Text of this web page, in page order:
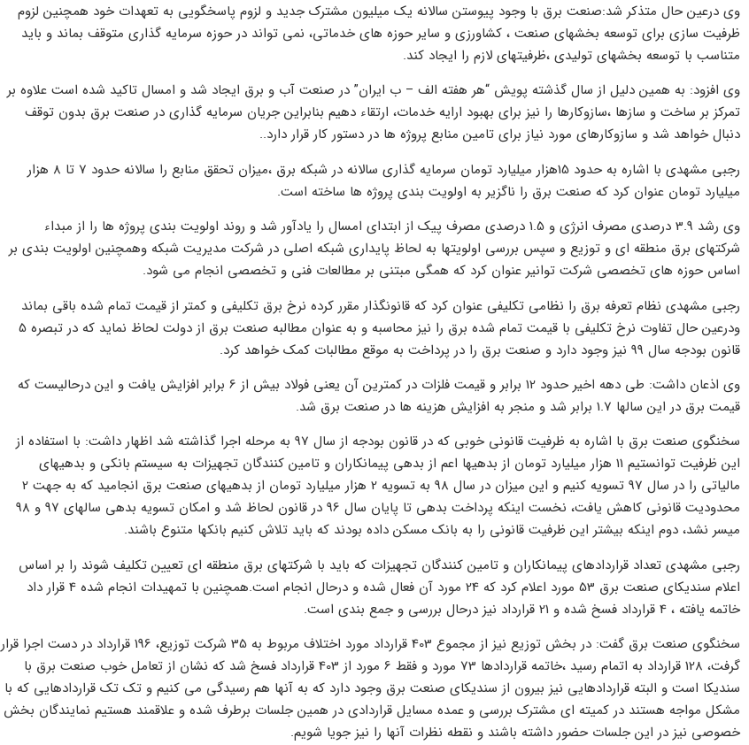
وی درعین حال متذکر شد:صنعت برق با وجود پیوستن سالانه یک میلیون مشترک جدید و لزوم پاسخگویی به تعهدات خود همچنین لزوم
ظرفیت سازی برای توسعه بخشهای صنعت ، کشاورزی و سایر حوزه های خدماتی، نمی تواند در حوزه سرمایه گذاری متوقف بماند و باید
متناسب با توسعه بخشهای تولیدی ،ظرفیتهای لازم را ایجاد کند.
وی افزود: به همین دلیل از سال گذشته پویش “هر هفته الف – ب ایران” در صنعت آب و برق ایجاد شد و امسال تاکید شده است علاوه بر
تمرکز بر ساخت و سازها ،سازوکارها را نیز برای بهبود ارایه خدمات، ارتقاء دهیم بنابراین جریان سرمایه گذاری در صنعت برق بدون توقف
دنبال خواهد شد و سازوکارهای مورد نیاز برای تامین منابع پروژه ها در دستور کار قرار دارد..
رجبی مشهدی با اشاره به حدود 15هزار میلیارد تومان سرمایه گذاری سالانه در شبکه برق ،میزان تحقق منابع را سالانه حدود 7 تا 8 هزار
میلیارد تومان عنوان کرد که صنعت برق را ناگزیر به اولویت بندی پروژه ها ساخته است.
وی رشد 3.9 درصدی مصرف انرژی و 1.5 درصدی مصرف پیک از ابتدای امسال را یادآور شد و روند اولویت بندی پروژه ها را از مبداء
شرکتهای برق منطقه ای و توزیع و سپس بررسی اولویتها به لحاظ پایداری شبکه اصلی در شرکت مدیریت شبکه وهمچنین اولویت بندی بر
اساس حوزه های تخصصی شرکت توانیر عنوان کرد که همگی مبتنی بر مطالعات فنی و تخصصی انجام می شود.
رجبی مشهدی نظام تعرفه برق را نظامی تکلیفی عنوان کرد که قانونگذار مقرر کرده نرخ برق تکلیفی و کمتر از قیمت تمام شده باقی بماند
ودرعین حال تفاوت نرخ تکلیفی با قیمت تمام شده برق را نیز محاسبه و به عنوان مطالبه صنعت برق از دولت لحاظ نماید که در تبصره 5
قانون بودجه سال 99 نیز وجود دارد و صنعت برق را در پرداخت به موقع مطالبات کمک خواهد کرد.
وی اذعان داشت: طی دهه اخیر حدود 12 برابر و قیمت فلزات در کمترین آن یعنی فولاد بیش از 6 برابر افزایش یافت و این درحالیست که
قیمت برق در این سالها 1.7 برابر شد و منجر به افزایش هزینه ها در صنعت برق شد.
سخنگوی صنعت برق با اشاره به ظرفیت قانونی خوبی که در قانون بودجه از سال 97 به مرحله اجرا گذاشته شد اظهار داشت: با استفاده از
این ظرفیت توانستیم 11 هزار میلیارد تومان از بدهیها اعم از بدهی پیمانکاران و تامین کنندگان تجهیزات به سیستم بانکی و بدهیهای
مالیاتی را در سال 97 تسویه کنیم و این میزان در سال 98 به تسویه 2 هزار میلیارد تومان از بدهیهای صنعت برق انجامید که به جهت 2
محدودیت قانونی کاهش یافت، نخست اینکه پرداخت بدهی تا پایان سال 96 در قانون لحاظ شد و امکان تسویه بدهی سالهای 97 و 98
میسر نشد، دوم اینکه بیشتر این ظرفیت قانونی را به بانک مسکن داده بودند که باید تلاش کنیم بانکها متنوع باشند.
رجبی مشهدی تعداد قراردادهای پیمانکاران و تامین کنندگان تجهیزات که باید با شرکتهای برق منطقه ای تعیین تکلیف شوند را بر اساس
اعلام سندیکای صنعت برق 53 مورد اعلام کرد که 24 مورد آن فعال شده و درحال انجام است.همچنین با تمهیدات انجام شده 4 قرار داد
خاتمه یافته ، 4 قرارداد فسخ شده و 21 قرارداد نیز درحال بررسی و جمع بندی است.
سخنگوی صنعت برق گفت: در بخش توزیع نیز از مجموع 403 قرارداد مورد اختلاف مربوط به 35 شرکت توزیع، 196 قرارداد در دست اجرا قرار
گرفت، 128 قرارداد به اتمام رسید ،خاتمه قراردادها 73 مورد و فقط 6 مورد از 403 قرارداد فسخ شد که نشان از تعامل خوب صنعت برق با
سندیکا است و البته قراردادهایی نیز بیرون از سندیکای صنعت برق وجود دارد که به آنها هم رسیدگی می کنیم و تک تک قراردادهایی که با
مشکل مواجه هستند در کمیته ای مشترک بررسی و عمده مسایل قراردادی در همین جلسات برطرف شده و علاقمند هستیم نمایندگان بخش
خصوصی نیز در این جلسات حضور داشته باشند و نقطه نظرات آنها را نیز جویا شویم.